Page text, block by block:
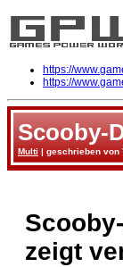
https://
https://
Scooby-
Multi | geschrieben von
zeigt